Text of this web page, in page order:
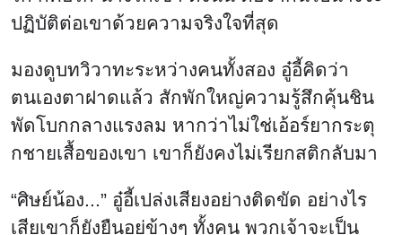
ปฏิบัติต่อเขาด้วยความจริงใจที่สุด
มองดูบทวิวาทะระหว่างคนทั้งสอง อู๋อี้คิดว่า
ตนเองตาฝาดแล้ว สักพักใหญ่ความรู้สึกคุ้นชิน
พัดโบกกลางแรงลม หากว่าไม่ใช่เอ้อร์ยากระตุ
กชายเสื้อของเขา เขาก็ยังคงไม่เรียกสติกลับมา
“ศิษย์น้อง...” อู๋อี้เปล่งเสียงอย่างติดขัด อย่างไร
เสียเขาก็ยังยืนอยู่ข้างๆ ทั้งคน พวกเจ้าจะเป็น